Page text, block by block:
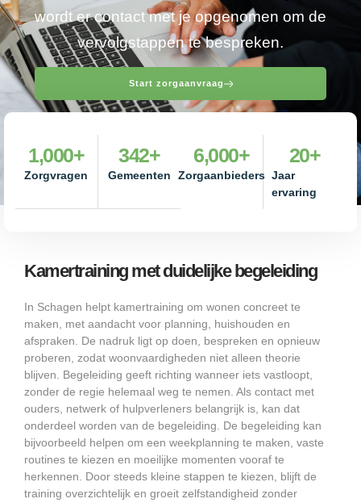
wordt er contact met je opgenomen om de
vervolgstappen te bespreken.
Start zorgaanvraag
Zorgvragen
1,000+
Gemeenten
342+
Zorgaanbieders
6,000+
Jaar
ervaring
20+
Kamertraining met duidelijke begeleiding
In Schagen helpt kamertraining om wonen concreet te
maken, met aandacht voor planning, huishouden en
afspraken. De nadruk ligt op doen, bespreken en opnieuw
proberen, zodat woonvaardigheden niet alleen theorie
blijven. Begeleiding geeft richting wanneer iets vastloopt,
zonder de regie helemaal weg te nemen. Als contact met
ouders, netwerk of hulpverleners belangrijk is, kan dat
onderdeel worden van de begeleiding. De begeleiding kan
bijvoorbeeld helpen om een weekplanning te maken, vaste
routines te kiezen en moeilijke momenten vooraf te
herkennen. Door steeds kleine stappen te kiezen, blijft de
training overzichtelijk en groeit zelfstandigheid zonder